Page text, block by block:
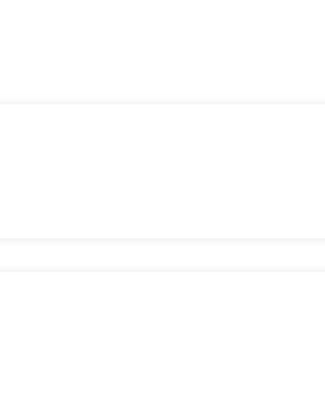
sans complications.
du marché.
des plateformes et des dApps.